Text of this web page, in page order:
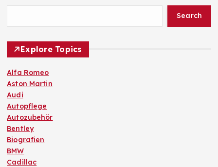
Search
Explore Topics
Alfa Romeo
Aston Martin
Audi
Autopflege
Autozubehör
Bentley
Biografien
BMW
Cadillac